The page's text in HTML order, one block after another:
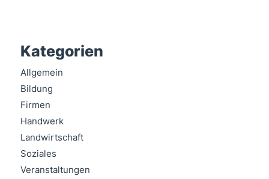
Kategorien
Allgemein
Bildung
Firmen
Handwerk
Landwirtschaft
Soziales
Veranstaltungen